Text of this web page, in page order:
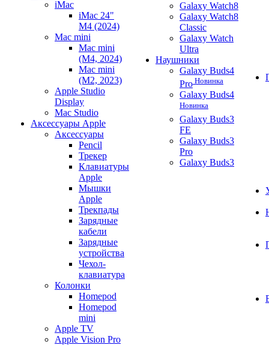
iMac
iMac 24"
M4 (2024)
Mac mini
Mac mini
(M4, 2024)
Mac mini
(M2, 2023)
Apple Studio
Display
Mac Studio
Аксессуары Apple
Аксессуары
Pencil
Трекер
Клавиатуры
Apple
Мышки
Apple
Трекпады
Зарядные
кабели
Зарядные
устройства
Чехол-
клавиатура
Колонки
Homepod
Homepod
mini
Apple TV
Apple Vision Pro
Galaxy Watch8
Galaxy Watch8
Classic
Galaxy Watch
Ultra
Наушники
Galaxy Buds4
Pro Новинка
Galaxy Buds4
Новинка
Galaxy Buds3
FE
Galaxy Buds3
Pro
Galaxy Buds3